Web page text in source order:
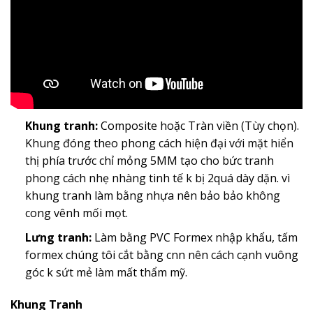
Khung tranh:Composite hoặc Tràn viền (Tùy chọn).
Khung đóng theo phong cách hiện đại với mặt hiển
thị phía trước chỉ mỏng 5MM tạo cho bức tranh
phong cách nhẹ nhàng tinh tế k bị 2quá dày dặn. vì
khung tranh làm bằng nhựa nên bảo bảo không
cong vênh mối mọt.
Lưng tranh:Làm bằng PVC Formex nhập khẩu, tấm
formex chúng tôi cắt bằng cnn nên cách cạnh vuông
góc k sứt mẻ làm mất thẩm mỹ.
Khung Tranh